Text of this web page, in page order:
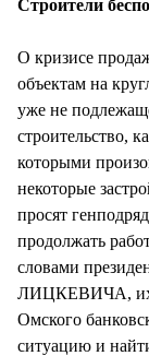
Строители
О кризисе
объектам на
уже не
строительство,
которыми
некоторые
просят
продолжать
словами
ЛИЦКЕВИЧА, их
Омского
ситуацию и